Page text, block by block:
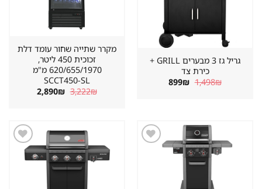
גריל גז 3 מבערים GRILL +
כירת צד
1,498₪ המחיר
המקורי
899₪ המחיר
הנוכחי
מקרר שתייה שחור עומד דלת
זכוכית 450 ליטר,
620/655/1970 מ"מ
SCCT450-SL
3,222₪ המחיר
המקורי
2,890₪ המחיר
הנוכחי
שמור
מוצר